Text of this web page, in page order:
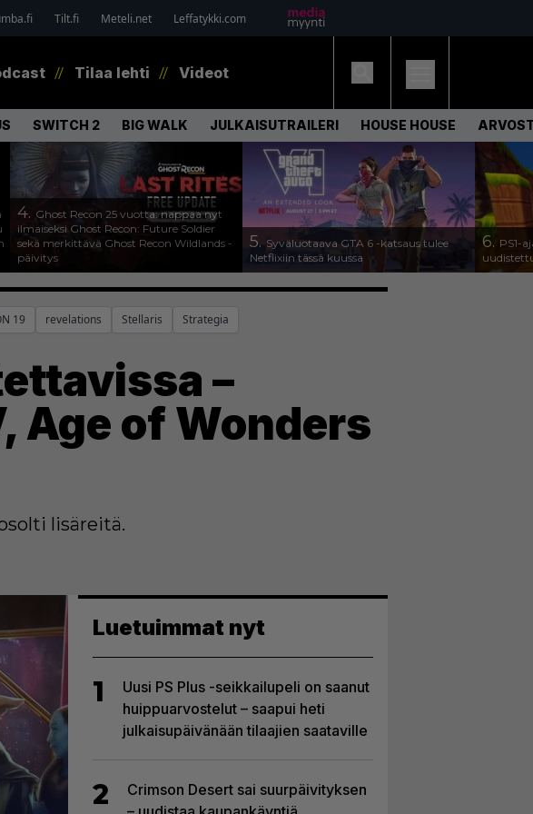
Tilt.fi Meteli.net Leffatykki.com
Tilaa lehti Videot
SWITCH 2 BIG WALK JULKAISUTRAILERI HOUSE HOUSE
4. Ghost Recon 25 vuotta: nappaa nyt
ilmaiseksi Ghost Recon: Future Soldier
sekä merkittävä Ghost Recon Wildlands -
päivitys
5. Syväluotaava GTA 6 -katsaus tulee
Netflixiin tässä kuussa
6. PS1-
19 revelations Stellaris Strategia
–
Age of Wonders
lisäreitä.
Luetuimmat nyt
1
Uusi PS Plus -seikkailupeli on saanut
huippuarvostelut – saapui heti
julkaisupäivänään tilaajien saataville
2
Crimson Desert sai suurpäivityksen